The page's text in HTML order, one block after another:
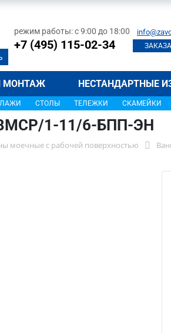
режим работы: с 9:00 до 18:00
+7 (495) 115-02-34
МОНТАЖ НЕСТАНДАРТНЫЕ
СТОЛЫ ТЕЛЕЖКИ СКАМЕЙКИ
ВМСР/1-11/6-БПП-ЭН
моечные с рабочей поверхностью